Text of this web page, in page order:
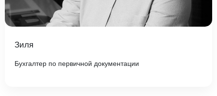
Зиля
Бухгалтер по первичной документации